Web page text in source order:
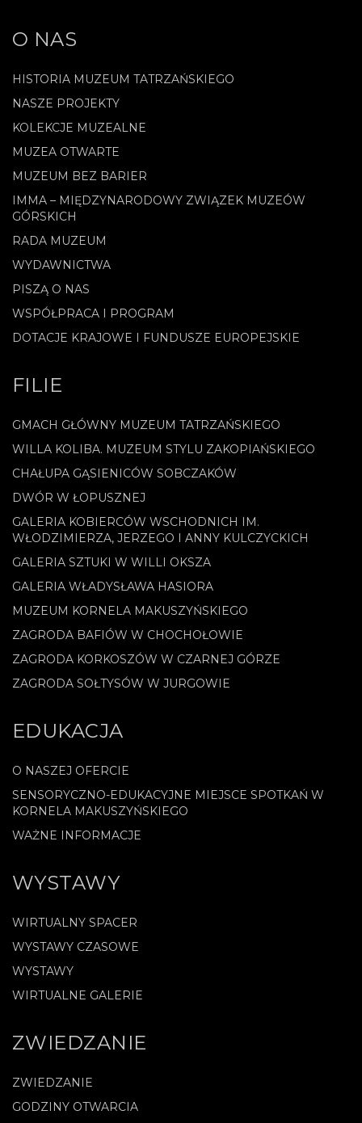
O NAS
HISTORIA MUZEUM TATRZAŃSKIEGO
NASZE PROJEKTY
KOLEKCJE MUZEALNE
MUZEA OTWARTE
MUZEUM BEZ BARIER
IMMA – MIĘDZYNARODOWY ZWIĄZEK MUZEÓW
GÓRSKICH
RADA MUZEUM
WYDAWNICTWA
PISZĄ O NAS
WSPÓŁPRACA I PROGRAM
DOTACJE KRAJOWE I FUNDUSZE EUROPEJSKIE
FILIE
GMACH GŁÓWNY MUZEUM TATRZAŃSKIEGO
WILLA KOLIBA. MUZEUM STYLU ZAKOPIAŃSKIEGO
CHAŁUPA GĄSIENICÓW SOBCZAKÓW
DWÓR W ŁOPUSZNEJ
GALERIA KOBIERCÓW WSCHODNICH IM.
WŁODZIMIERZA, JERZEGO I ANNY KULCZYCKICH
GALERIA SZTUKI W WILLI OKSZA
GALERIA WŁADYSŁAWA HASIORA
MUZEUM KORNELA MAKUSZYŃSKIEGO
ZAGRODA BAFIÓW W CHOCHOŁOWIE
ZAGRODA KORKOSZÓW W CZARNEJ GÓRZE
ZAGRODA SOŁTYSÓW W JURGOWIE
EDUKACJA
O NASZEJ OFERCIE
SENSORYCZNO-EDUKACYJNE MIEJSCE SPOTKAŃ W
KORNELA MAKUSZYŃSKIEGO
WAŻNE INFORMACJE
WYSTAWY
WIRTUALNY SPACER
WYSTAWY CZASOWE
WYSTAWY
WIRTUALNE GALERIE
ZWIEDZANIE
ZWIEDZANIE
GODZINY OTWARCIA